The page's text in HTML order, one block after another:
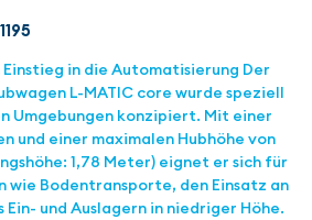
in die Automatisierung Der
L-MATIC core wurde speziell
Umgebungen konzipiert. Mit einer
und einer maximalen Hubhöhe von
1,78 Meter) eignet er sich für
wie Bodentransporte, den Einsatz an
Ein- und Auslagern in niedriger Höhe.